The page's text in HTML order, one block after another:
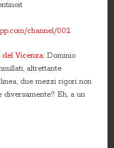
channel/002
Vicenza: Dominio
altrettante
due mezzi rigori non
diversamente? Eh, a un